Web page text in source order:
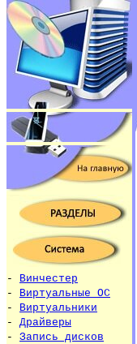
- Винчестер
- Виртуальные ОС
- Виртуальники
- Драйверы
- Запись дисков